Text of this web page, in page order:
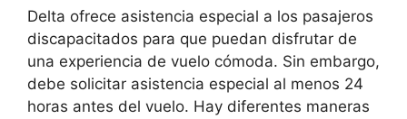
Delta ofrece asistencia especial a los pasajeros
discapacitados para que puedan disfrutar de
una experiencia de vuelo cómoda. Sin embargo,
debe solicitar asistencia especial al menos 24
horas antes del vuelo. Hay diferentes maneras